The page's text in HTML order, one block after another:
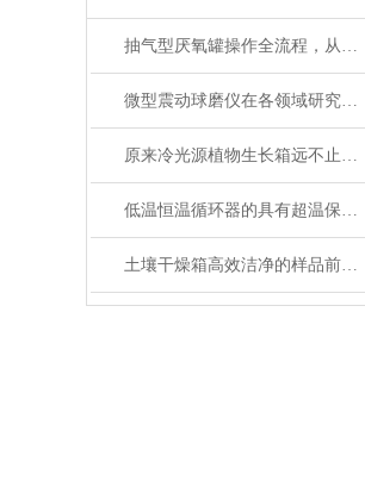
抽气型厌氧罐操作全流程，从设备准备到微生物培养的标准化指南
微型震动球磨仪在各领域研究中的应用
原来冷光源植物生长箱远不止那么简单
低温恒温循环器的具有超温保护，传感器异常保护功能
土壤干燥箱高效洁净的样品前处理设备